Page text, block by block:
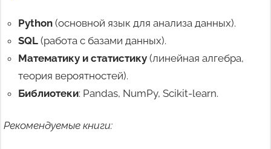
Python (основной язык для анализа данных).
SQL (работа с базами данных).
Математику и статистику (линейная алгебра,
теория вероятностей).
Библиотеки: Pandas, NumPy, Scikit-learn.
Рекомендуемые книги: